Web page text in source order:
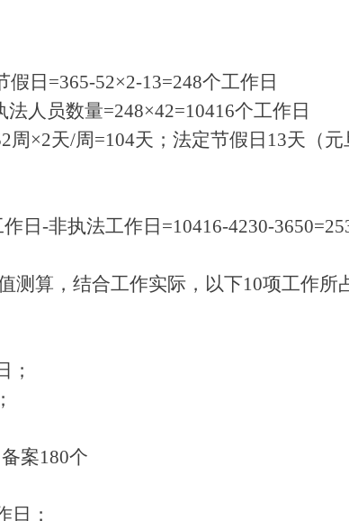
日=365-52×2-13=248个工作日
人员数量=248×42=10416个工作日
周×2天/周=104天；法定节假日13天 （
日-非执法工作日=10416-4230-
测算，结合工作实际，以下10项工作所
；
案180个
日；